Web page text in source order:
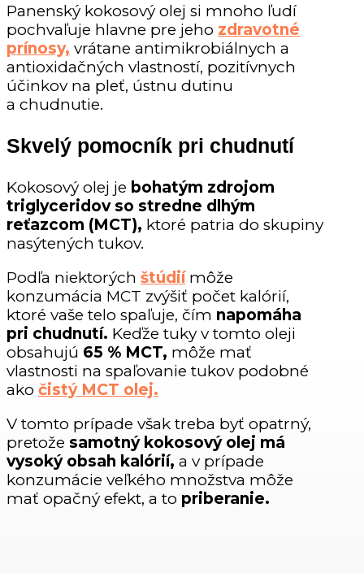
Panenský kokosový olej si mnoho ľudí
pochvaľuje hlavne pre jeho zdravotné
prínosy, vrátane antimikrobiálnych a
antioxidačných vlastností, pozitívnych
účinkov na pleť, ústnu dutinu
a chudnutie.
Skvelý pomocník pri chudnutí
Kokosový olej je bohatým zdrojom
triglyceridov so stredne dlhým
reťazcom (MCT), ktoré patria do skupiny
nasýtených tukov.
Podľa niektorých štúdiímôže
konzumácia MCT zvýšiť počet kalórií,
ktoré vaše telo spaľuje, čím napomáha
pri chudnutí. Keďže tuky v tomto oleji
obsahujú 65 % MCT, môže mať
vlastnosti na spaľovanie tukov podobné
ako čistý MCT olej.
V tomto prípade však treba byť opatrný,
pretože samotný kokosový olej má
vysoký obsah kalórií, a v prípade
konzumácie veľkého množstva môže
mať opačný efekt, a to priberanie.